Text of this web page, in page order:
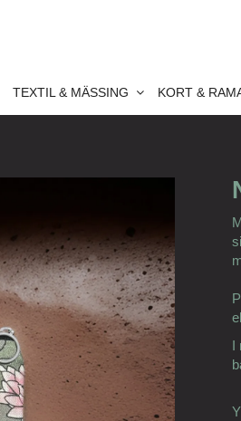
I
TEXTIL & MÄSSING KORT &